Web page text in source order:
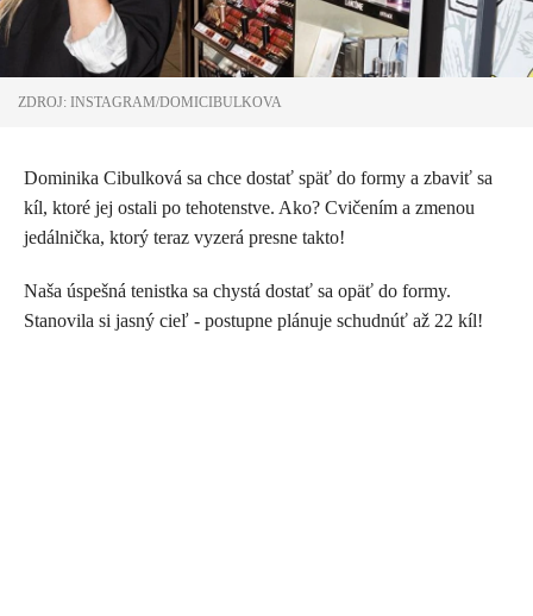
ZDROJ: INSTAGRAM/DOMICIBULKOVA
Dominika Cibulková sa chce dostať späť do formy a zbaviť sa
kíl, ktoré jej ostali po tehotenstve. Ako? Cvičením a zmenou
jedálnička, ktorý teraz vyzerá presne takto!
Naša úspešná tenistka sa chystá dostať sa opäť do formy.
Stanovila si jasný cieľ - postupne plánuje schudnúť až 22 kíl!